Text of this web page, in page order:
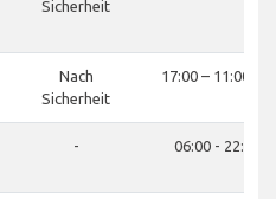
Sicherheit
Nach
Sicherheit
17:00 – 11:00pm
- 06:00 - 22:00